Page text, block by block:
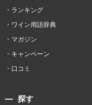
ランキング
ワイン用語辞典
マガジン
キャンペーン
口コミ
探す